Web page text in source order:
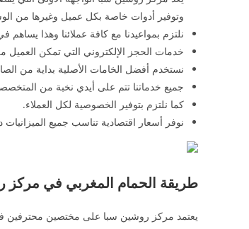
وتوفير أدوات خاصة بكل عميل وغيرها من
نلتزم بمواعيدنا مع كافة عملائنا وهذا يساهم
خدمات الحجز الإلكتروني التي تمكن
نستخدم أفضل الخامات الأصلية بداية من
جميع خدماتنا تتم على أيدي نخبة من
كما نلتزم بتوفير الخصوصية لكل العملاء.
نوفر أسعار اقتصادية تناسب جميع
طريقة الحمام المغربي في مركز
يعتمد مركز روشين سبا على مختصين محترفين